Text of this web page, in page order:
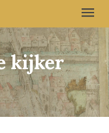
kijker